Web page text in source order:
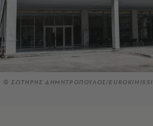
© ΣΩΤΗΡΗΣ ΔΗΜΗΤΡΟΠΟΥΛΟΣ/EUROKINISSI